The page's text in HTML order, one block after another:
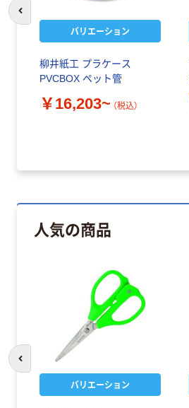
バリエーション
柳井紙工 プラケース
PVCBOX ペット管
￥16,203~ （税込）
前のスライドへ
人気の商品
バリエーション
前のスライドへ